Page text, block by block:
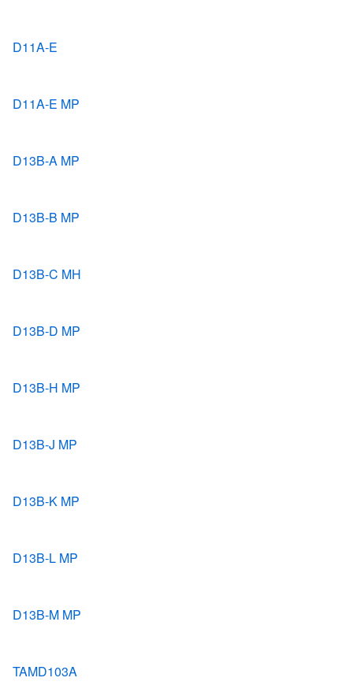
D11A-E
D11A-E MP
D13B-A MP
D13B-B MP
D13B-C MH
D13B-D MP
D13B-H MP
D13B-J MP
D13B-K MP
D13B-L MP
D13B-M MP
TAMD103A